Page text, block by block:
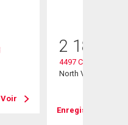
Voir
2 188
4497 Canterbury
North Vancouver,
Enregistrer